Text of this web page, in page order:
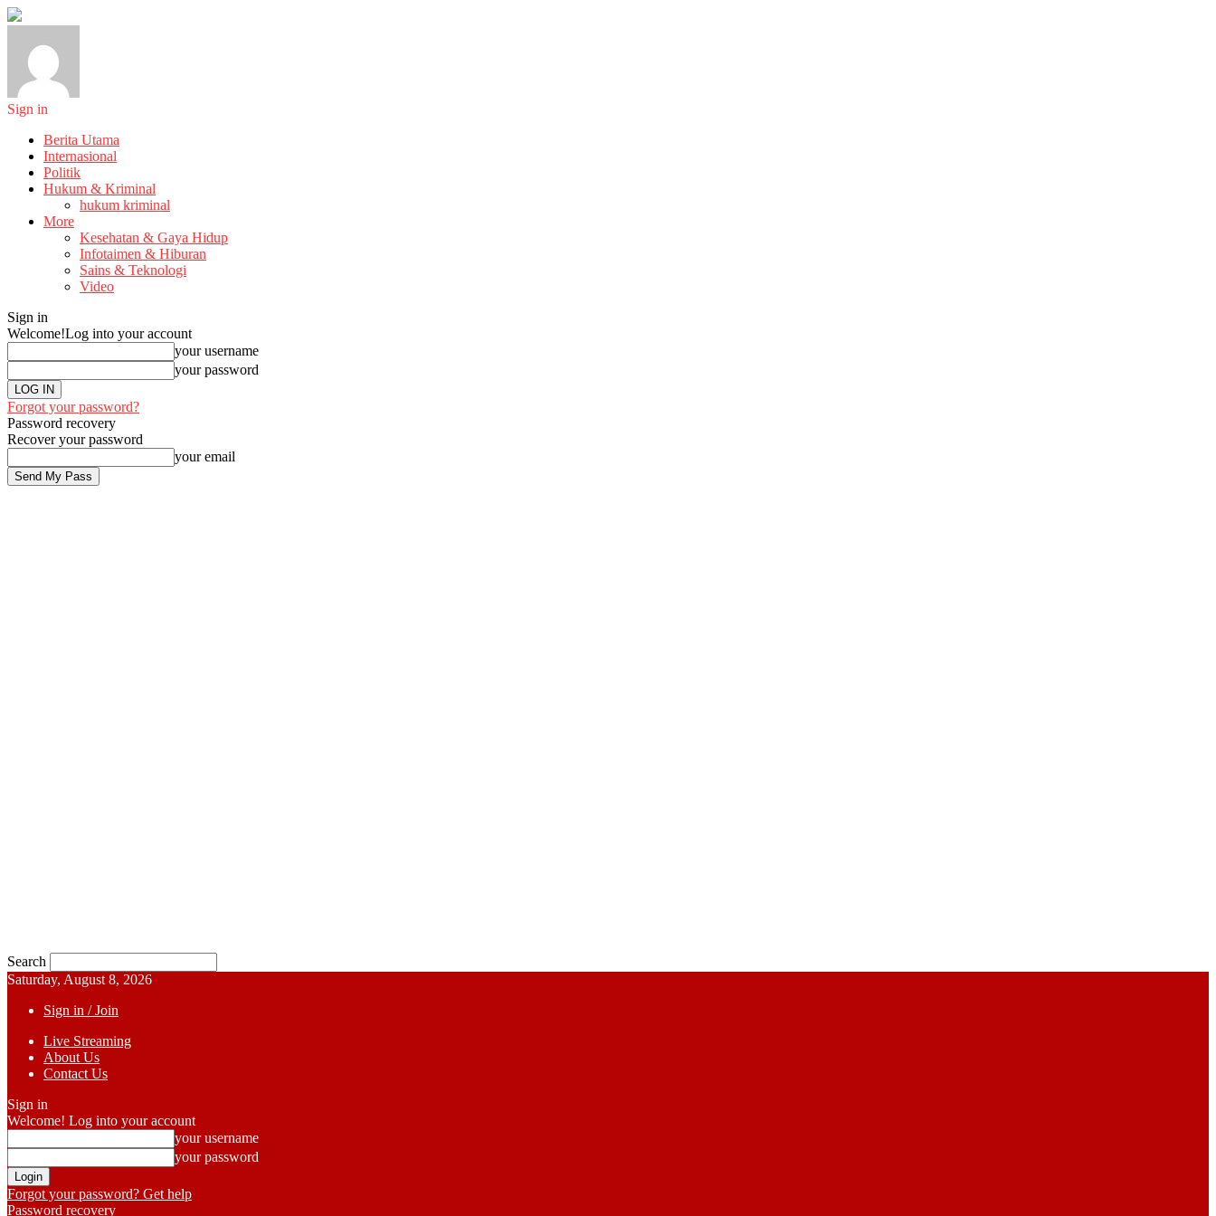
Sign in
Berita Utama
Internasional
Politik
Hukum & Kriminal
hukum kriminal
More
Kesehatan & Gaya Hidup
Infotaimen & Hiburan
Sains & Teknologi
Video
Sign in
Welcome!Log into your account
your username
your password
Forgot your password?
Password recovery
Recover your password
your email
Search
Saturday, August 8, 2026
Sign in / Join
Live Streaming
About Us
Contact Us
Sign in
Welcome! Log into your account
your username
your password
Forgot your password? Get help
Password recovery